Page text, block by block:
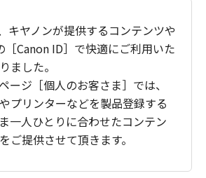
キヤノンが提供するコンテンツや
［Canon ID］で快適にご利用いた
ました。
ージ［個人のお客さま］では、
プリンターなどを製品登録する
一人ひとりに合わせたコンテン
ご提供させて頂きます。